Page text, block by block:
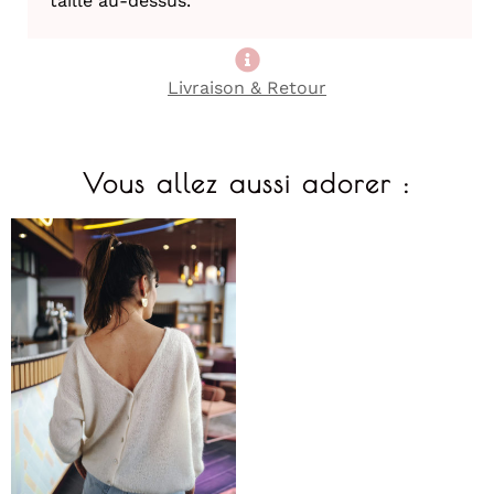
Livraison & Retour
Vous allez aussi adorer :